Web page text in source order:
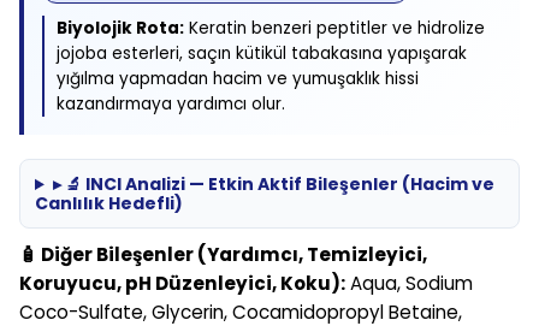
Biyolojik Rota: Keratin benzeri peptitler ve hidrolize
jojoba esterleri, saçın kütikül tabakasına yapışarak
yığılma yapmadan hacim ve yumuşaklık hissi
kazandırmaya yardımcı olur.
▸ 🔬 INCI Analizi — Etkin Aktif Bileşenler (Hacim ve
Canlılık Hedefli)
🧴 Diğer Bileşenler (Yardımcı, Temizleyici,
Koruyucu, pH Düzenleyici, Koku):Aqua, Sodium
Coco-Sulfate, Glycerin, Cocamidopropyl Betaine,